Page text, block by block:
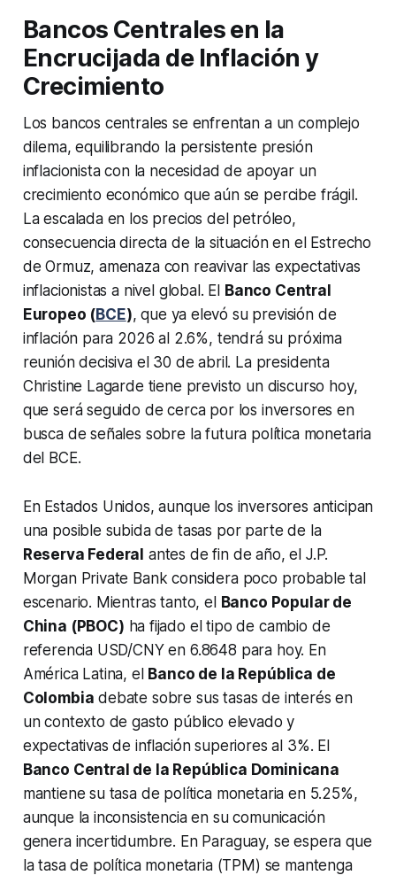
Bancos Centrales en la
Encrucijada de Inflación y
Crecimiento
Los bancos centrales se enfrentan a un complejo
dilema, equilibrando la persistente presión
inflacionista con la necesidad de apoyar un
crecimiento económico que aún se percibe frágil.
La escalada en los precios del petróleo,
consecuencia directa de la situación en el Estrecho
de Ormuz, amenaza con reavivar las expectativas
inflacionistas a nivel global. El Banco Central
Europeo (BCE), que ya elevó su previsión de
inflación para 2026 al 2.6%, tendrá su próxima
reunión decisiva el 30 de abril. La presidenta
Christine Lagarde tiene previsto un discurso hoy,
que será seguido de cerca por los inversores en
busca de señales sobre la futura política monetaria
del BCE.
En Estados Unidos, aunque los inversores anticipan
una posible subida de tasas por parte de la
Reserva Federal antes de fin de año, el J.P.
Morgan Private Bank considera poco probable tal
escenario. Mientras tanto, el
Banco Popular de
China (PBOC) ha fijado el tipo de cambio de
referencia USD/CNY en 6.8648 para hoy. En
América Latina, el Banco de la República de
Colombia debate sobre sus tasas de interés en
un contexto de gasto público elevado y
expectativas de inflación superiores al 3%. El
Banco Central de la República Dominicana
mantiene su tasa de política monetaria en 5.25%,
aunque la inconsistencia en su comunicación
genera incertidumbre. En Paraguay, se espera que
la tasa de política monetaria (TPM) se mantenga